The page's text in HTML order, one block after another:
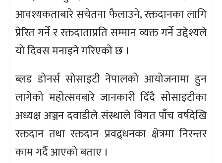
आवश्यकताबारे सचेतना फैलाउने, रक्तदानका लागि
प्रेरित गर्ने र रक्तदाताप्रति सम्मान व्यक्त गर्ने उद्देश्यले
यो दिवस मनाइने गरिएको छ ।
ब्लड डोनर्स सोसाइटी नेपालको आयोजनामा हुन
लागेको महोत्सवबारे जानकारी दिँदै सोसाइटीका
अध्यक्ष अञ्जन दवाडीले संस्थाले विगत पाँच वर्षदेखि
रक्तदान तथा रक्तदान प्रवद्र्धनका क्षेत्रमा निरन्तर
काम गर्दै आएको बताए ।